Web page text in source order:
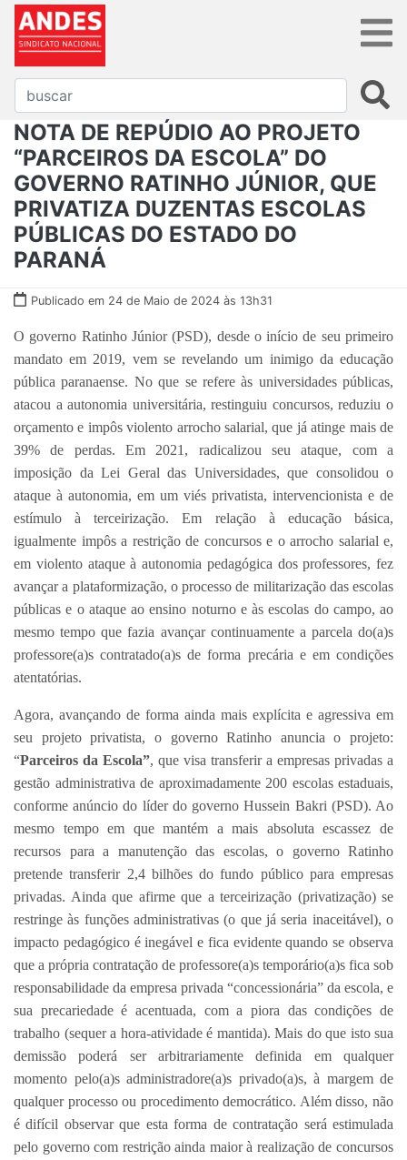
NOTA DE REPÚDIO AO PROJETO
“PARCEIROS DA ESCOLA” DO
GOVERNO RATINHO JÚNIOR, QUE
PRIVATIZA DUZENTAS ESCOLAS
PÚBLICAS DO ESTADO DO
PARANÁ
Publicado em 24 de Maio de 2024 às 13h31
O governo Ratinho Júnior (PSD), desde o início de seu primeiro
mandato em 2019, vem se revelando um inimigo da educação
pública paranaense. No que se refere às universidades públicas,
atacou a autonomia universitária, restinguiu concursos, reduziu o
orçamento e impôs violento arrocho salarial, que já atinge mais de
39% de perdas. Em 2021, radicalizou seu ataque, com a
imposição da Lei Geral das Universidades, que consolidou o
ataque à autonomia, em um viés privatista, intervencionista e de
estímulo à terceirização. Em relação à educação básica,
igualmente impôs a restrição de concursos e o arrocho salarial e,
em violento ataque à autonomia pedagógica dos professores, fez
avançar a plataformização, o processo de militarização das escolas
públicas e o ataque ao ensino noturno e às escolas do campo, ao
mesmo tempo que fazia avançar continuamente a parcela do(a)s
professore(a)s contratado(a)s de forma precária e em condições
atentatórias.
Agora, avançando de forma ainda mais explícita e agressiva em
seu projeto privatista, o governo Ratinho anuncia o projeto:
“Parceiros da Escola”, que visa transferir a empresas privadas a
gestão administrativa de aproximadamente 200 escolas estaduais,
conforme anúncio do líder do governo Hussein Bakri (PSD). Ao
mesmo tempo em que mantém a mais absoluta escassez de
recursos para a manutenção das escolas, o governo Ratinho
pretende transferir 2,4 bilhões do fundo público para empresas
privadas. Ainda que afirme que a terceirização (privatização) se
restringe às funções administrativas (o que já seria inaceitável), o
impacto pedagógico é inegável e fica evidente quando se observa
que a própria contratação de professore(a)s temporário(a)s fica sob
responsabilidade da empresa privada “concessionária” da escola, e
sua precariedade é acentuada, com a piora das condições de
trabalho (sequer a hora-atividade é mantida). Mais do que isto sua
demissão poderá ser arbitrariamente definida em qualquer
momento pelo(a)s administradore(a)s privado(a)s, à margem de
qualquer processo ou procedimento democrático. Além disso, não
é difícil observar que esta forma de contratação será estimulada
pelo governo com restrição ainda maior à realização de concursos